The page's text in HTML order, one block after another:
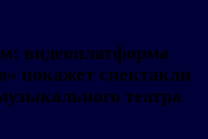
видеоплатформа
покажет спектакли
театра